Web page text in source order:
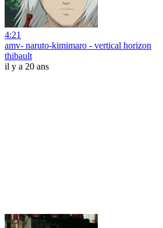
4:21
amv- naruto-kimimaro - vertical horizon
thibault
il y a 20 ans